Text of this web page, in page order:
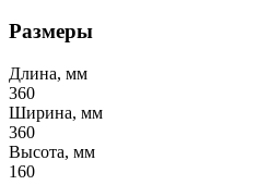
Размеры
Длина, мм
360
Ширина, мм
360
Высота, мм
160